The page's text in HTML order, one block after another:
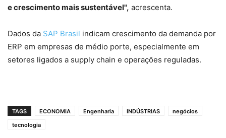
e crescimento mais sustentável", acrescenta.
Dados da SAP Brasil indicam crescimento da demanda por
ERP em empresas de médio porte, especialmente em
setores ligados a supply chain e operações reguladas.
TAGS ECONOMIA Engenharia INDÚSTRIAS
negócios
tecnologia